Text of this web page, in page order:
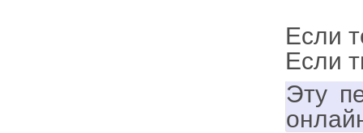
Если
Если
Эту